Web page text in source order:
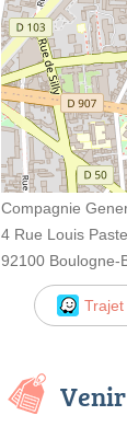
Compagnie
4 Rue Louis
92100 Boulogne-
Trajet